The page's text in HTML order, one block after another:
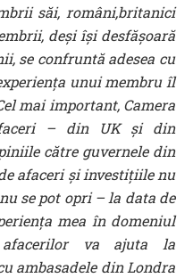
săi, români,britanici
deși își desfășoară
se confruntă adesea cu
unui membru îl
mai important, Camera
– din UK și din
către guvernele din
afaceri și investițiile nu
se pot opri – la data de
mea în domeniul
va ajuta la
ambasadele din Londra